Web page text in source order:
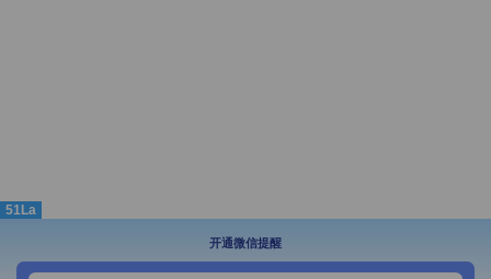
51La
开通微信提醒